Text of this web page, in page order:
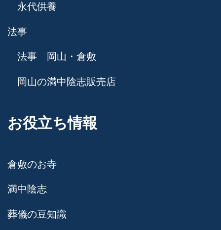
永代供養
法事
法事 岡山・倉敷
岡山の満中陰志販売店
お役立ち情報
倉敷のお寺
満中陰志
葬儀の豆知識